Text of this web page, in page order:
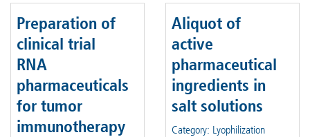
Preparation of
clinical trial
RNA
pharmaceuticals
for tumor
immunotherapy
Aliquot of
active
pharmaceutical
ingredients in
salt solutions
Category: Lyophilization